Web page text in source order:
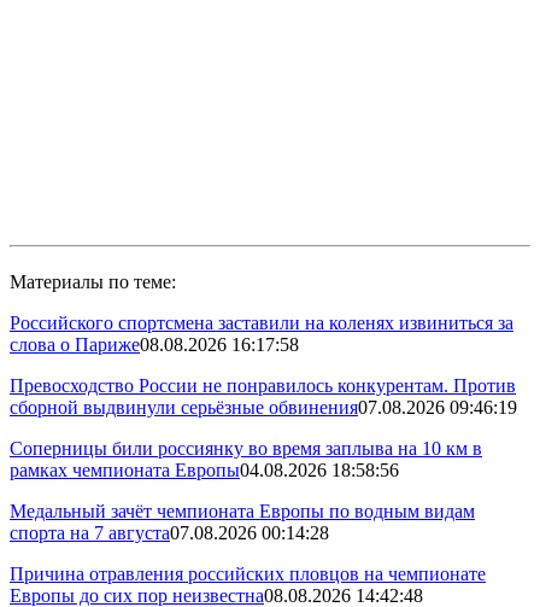
Материалы по теме:
Российского спортсмена заставили на коленях извиниться за
слова о Париже08.08.2026 16:17:58
Превосходство России не понравилось конкурентам. Против
сборной выдвинули серьёзные обвинения07.08.2026 09:46:19
Соперницы били россиянку во время заплыва на 10 км в
рамках чемпионата Европы04.08.2026 18:58:56
Медальный зачёт чемпионата Европы по водным видам
спорта на 7 августа07.08.2026 00:14:28
Причина отравления российских пловцов на чемпионате
Европы до сих пор неизвестна08.08.2026 14:42:48